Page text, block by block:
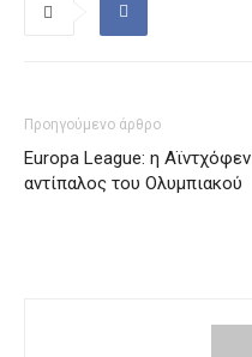
Προηγούμενο άρθρο
Europa League: η Αϊντχόφεν
αντίπαλος του Ολυμπιακού